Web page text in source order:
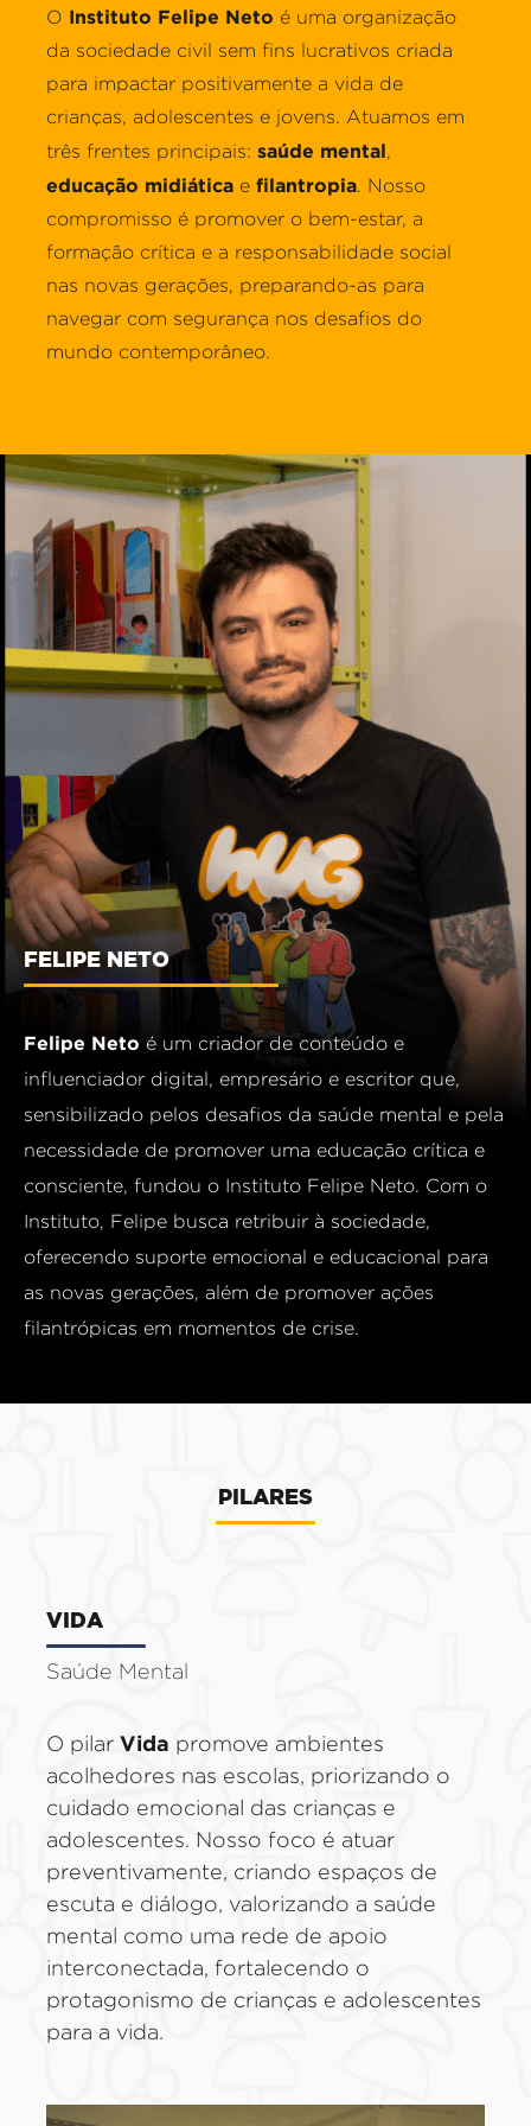
O Instituto Felipe Neto é uma organização
da sociedade civil sem fins lucrativos criada
para impactar positivamente a vida de
crianças, adolescentes e jovens. Atuamos em
três frentes principais: saúde mental,
educação midiáticae filantropia. Nosso
compromisso é promover o bem-estar, a
formação crítica e a responsabilidade social
nas novas gerações, preparando-as para
navegar com segurança nos desafios do
mundo contemporâneo.
FELIPE NETO
Felipe Neto é um criador de conteúdo e
influenciador digital, empresário e escritor que,
sensibilizado pelos desafios da saúde mental e pela
necessidade de promover uma educação crítica e
consciente, fundou o Instituto Felipe Neto. Com o
Instituto, Felipe busca retribuir à sociedade,
oferecendo suporte emocional e educacional para
as novas gerações, além de promover ações
filantrópicas em momentos de crise.
PILARES
VIDA
Saúde Mental
O pilar Vida promove ambientes
acolhedores nas escolas, priorizando o
cuidado emocional das crianças e
adolescentes. Nosso foco é atuar
preventivamente, criando espaços de
escuta e diálogo, valorizando a saúde
mental como uma rede de apoio
interconectada, fortalecendo o
protagonismo de crianças e adolescentes
para a vida.